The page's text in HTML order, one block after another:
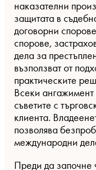
наказателни
защитата в
договорни
спорове,
дела за
възползват от
практическите
Всеки
съветите с
клиента.
позволява
международни
Преди да започне